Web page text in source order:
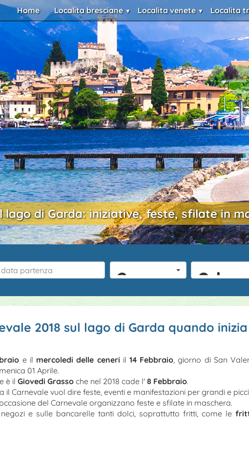
Home Localita bresciane Localita venete Localita
lago di Garda: iniziative, feste, sfilate in
2 persone
0
2018 sul lago di Garda quando inizia
e il mercoledi delle ceneri il 14 Febbraio, giorno di San
01 Aprile.
è il Giovedi Grasso che nel 2018 cade l' 8 Febbraio.
Carnevale vuol dire feste, eventi e manifestazioni per grandi e
del Carnevale organizzano feste e sfilate in maschera.
e sulle bancarelle tanti dolci, soprattutto fritti, come le